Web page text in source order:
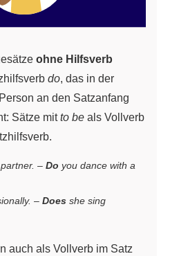
ohne Hilfsverb
do, das in der
an den Satzanfang
Sätze mitto be als Vollverb
– Do you dance with a
– Does she sing
auch als Vollverb im Satz